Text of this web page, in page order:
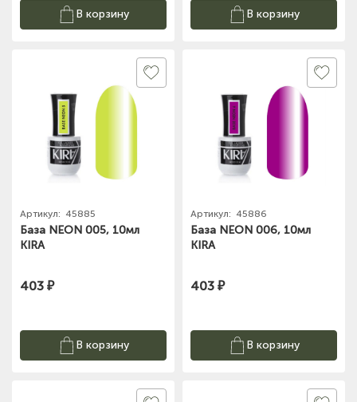
В корзину В корзину
Артикул: 45885
База NEON 005, 10мл
KIRA
403 ₽
В корзину
Артикул: 45886
База NEON 006, 10мл
KIRA
403 ₽
В корзину